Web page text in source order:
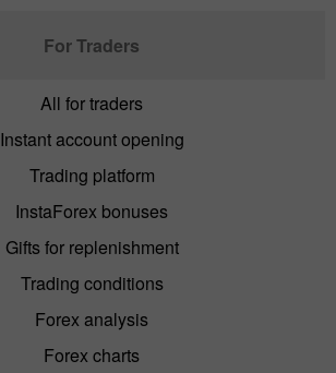
For Traders
All for traders
Instant account opening
Trading platform
InstaForex bonuses
Gifts for replenishment
Trading conditions
Forex analysis
Forex charts